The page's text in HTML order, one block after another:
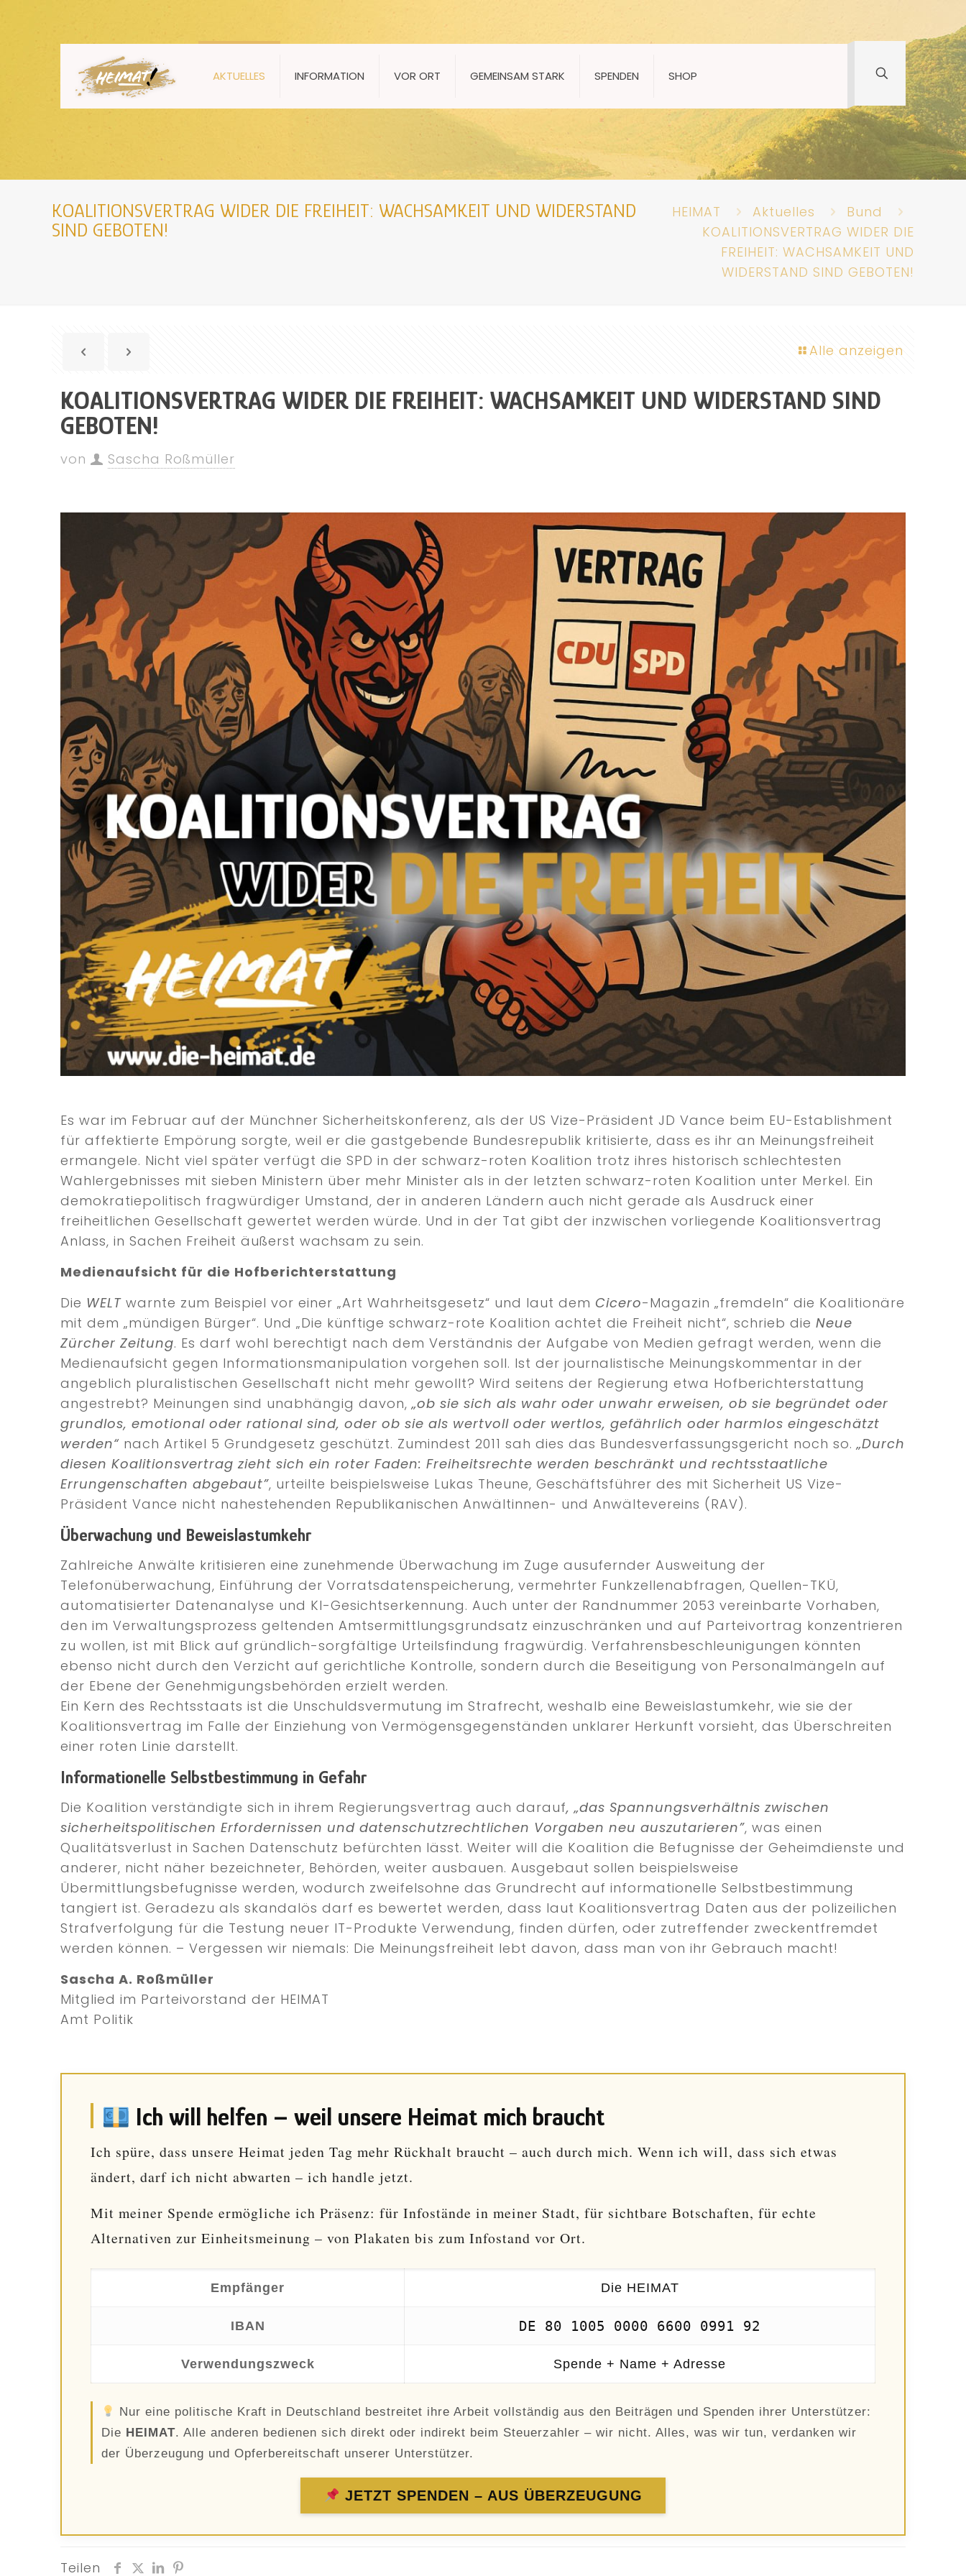
AKTUELLES INFORMATION VOR ORT GEMEINSAM STARK SPENDEN SHOP
KOALITIONSVERTRAG WIDER DIE FREIHEIT: WACHSAMKEIT UND WIDERSTAND
SIND GEBOTEN!
HEIMAT Aktuelles
Bund
KOALITIONSVERTRAG WIDER DIE
FREIHEIT: WACHSAMKEIT UND
WIDERSTAND SIND GEBOTEN!
Alle anzeigen
KOALITIONSVERTRAG WIDER DIE FREIHEIT: WACHSAMKEIT UND WIDERSTAND SIND
GEBOTEN!
von Sascha Roßmüller
Es war im Februar auf der Münchner Sicherheitskonferenz, als der US Vize-Präsident JD Vance beim EU-Establishment
für affektierte Empörung sorgte, weil er die gastgebende Bundesrepublik kritisierte, dass es ihr an Meinungsfreiheit
ermangele. Nicht viel später verfügt die SPD in der schwarz-roten Koalition trotz ihres historisch schlechtesten
Wahlergebnisses mit sieben Ministern über mehr Minister als in der letzten schwarz-roten Koalition unter Merkel. Ein
demokratiepolitisch fragwürdiger Umstand, der in anderen Ländern auch nicht gerade als Ausdruck einer
freiheitlichen Gesellschaft gewertet werden würde. Und in der Tat gibt der inzwischen vorliegende Koalitionsvertrag
Anlass, in Sachen Freiheit äußerst wachsam zu sein.
Medienaufsicht für die Hofberichterstattung
Die WELT warnte zum Beispiel vor einer „Art Wahrheitsgesetz“ und laut dem Cicero-Magazin „fremdeln“ die Koalitionäre
mit dem „mündigen Bürger“. Und „Die künftige schwarz-rote Koalition achtet die Freiheit nicht“, schrieb die Neue
Zürcher Zeitung. Es darf wohl berechtigt nach dem Verständnis der Aufgabe von Medien gefragt werden, wenn die
Medienaufsicht gegen Informationsmanipulation vorgehen soll. Ist der journalistische Meinungskommentar in der
angeblich pluralistischen Gesellschaft nicht mehr gewollt? Wird seitens der Regierung etwa Hofberichterstattung
angestrebt? Meinungen sind unabhängig davon,„ob sie sich als wahr oder unwahr erweisen, ob sie begründet oder
grundlos, emotional oder rational sind, oder ob sie als wertvoll oder wertlos, gefährlich oder harmlos eingeschätzt
werden“ nach Artikel 5 Grundgesetz geschützt. Zumindest 2011 sah dies das Bundesverfassungsgericht noch so.„Durch
diesen Koalitionsvertrag zieht sich ein roter Faden: Freiheitsrechte werden beschränkt und rechtsstaatliche
Errungenschaften abgebaut”, urteilte beispielsweise Lukas Theune, Geschäftsführer des mit Sicherheit US Vize-
Präsident Vance nicht nahestehenden Republikanischen Anwältinnen- und Anwältevereins (RAV).
Überwachung und Beweislastumkehr
Zahlreiche Anwälte kritisieren eine zunehmende Überwachung im Zuge ausufernder Ausweitung der
Telefonüberwachung, Einführung der Vorratsdatenspeicherung, vermehrter Funkzellenabfragen, Quellen-TKÜ,
automatisierter Datenanalyse und KI-Gesichtserkennung. Auch unter der Randnummer 2053 vereinbarte Vorhaben,
den im Verwaltungsprozess geltenden Amtsermittlungsgrundsatz einzuschränken und auf Parteivortrag konzentrieren
zu wollen, ist mit Blick auf gründlich-sorgfältige Urteilsfindung fragwürdig. Verfahrensbeschleunigungen könnten
ebenso nicht durch den Verzicht auf gerichtliche Kontrolle, sondern durch die Beseitigung von Personalmängeln auf
der Ebene der Genehmigungsbehörden erzielt werden.
Ein Kern des Rechtsstaats ist die Unschuldsvermutung im Strafrecht, weshalb eine Beweislastumkehr, wie sie der
Koalitionsvertrag im Falle der Einziehung von Vermögensgegenständen unklarer Herkunft vorsieht, das Überschreiten
einer roten Linie darstellt.
Informationelle Selbstbestimmung in Gefahr
Die Koalition verständigte sich in ihrem Regierungsvertrag auch darauf, „das Spannungsverhältnis zwischen
sicherheitspolitischen Erfordernissen und datenschutzrechtlichen Vorgaben neu auszutarieren”, was einen
Qualitätsverlust in Sachen Datenschutz befürchten lässt. Weiter will die Koalition die Befugnisse der Geheimdienste und
anderer, nicht näher bezeichneter, Behörden, weiter ausbauen. Ausgebaut sollen beispielsweise
Übermittlungsbefugnisse werden, wodurch zweifelsohne das Grundrecht auf informationelle Selbstbestimmung
tangiert ist. Geradezu als skandalös darf es bewertet werden, dass laut Koalitionsvertrag Daten aus der polizeilichen
Strafverfolgung für die Testung neuer IT-Produkte Verwendung, finden dürfen, oder zutreffender zweckentfremdet
werden können. – Vergessen wir niemals: Die Meinungsfreiheit lebt davon, dass man von ihr Gebrauch macht!
Sascha A. Roßmüller
Mitglied im Parteivorstand der HEIMAT
Amt Politik
Ich will helfen – weil unsere Heimat mich braucht
Ich spüre, dass unsere Heimat jeden Tag mehr Rückhalt braucht – auch durch mich. Wenn ich will, dass sich etwas
ändert, darf ich nicht abwarten – ich handle jetzt.
Mit meiner Spende ermögliche ich Präsenz: für Infostände in meiner Stadt, für sichtbare Botschaften, für echte
Alternativen zur Einheitsmeinung – von Plakaten bis zum Infostand vor Ort.
Empfänger Die HEIMAT
IBAN DE 80 1005 0000 6600 0991 92
Verwendungszweck Spende + Name + Adresse
Nur eine politische Kraft in Deutschland bestreitet ihre Arbeit vollständig aus den Beiträgen und Spenden ihrer Unterstützer:
Die HEIMAT. Alle anderen bedienen sich direkt oder indirekt beim Steuerzahler – wir nicht. Alles, was wir tun, verdanken wir
der Überzeugung und Opferbereitschaft unserer Unterstützer.
JETZT SPENDEN – AUS ÜBERZEUGUNG
Teilen